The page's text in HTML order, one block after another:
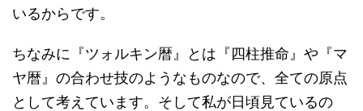
いるからです。
ちなみに『ツォルキン暦』とは『四柱推命』や『マ
ヤ暦』の合わせ技のようなものなので、全ての原点
として考えています。そして私が日頃見ているの